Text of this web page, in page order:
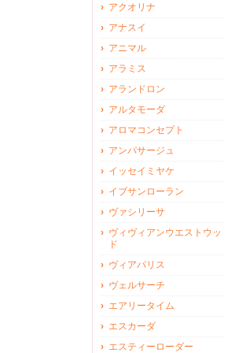
アクオリナ
アナスイ
アニマル
アラミス
アランドロン
アルタモーダ
アロマコンセプト
アンパサージュ
イッセイミヤケ
イブサンローラン
ヴァシリーサ
ヴィヴィアンウエストウッ
ド
ヴィアパリス
ヴェルサーチ
エアリータイム
エスカーダ
エスティーローダー